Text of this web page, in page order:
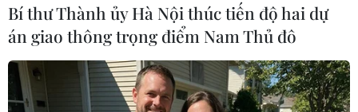
Đề xuất 'gia hạn linh động' của EC cho
Bí thư Thành ủy Hà Nội thúc tiến độ hai dự
án giao thông trọng điểm Nam Thủ đô